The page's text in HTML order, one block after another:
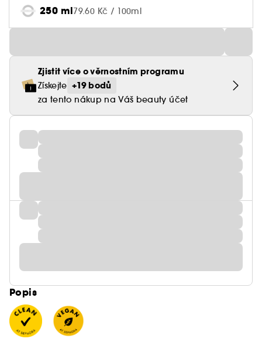
250 ml79.60 Kč / 100ml
Zjistit více o věrnostním programu
Získejte +19 bodů
za tento nákup na Váš beauty účet
Popis